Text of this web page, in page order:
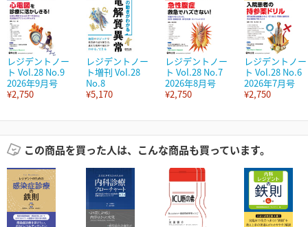
レジデントノー
ト Vol.28 No.9
2026年9月号
¥2,750
レジデントノー
ト増刊 Vol.28
No.8
¥5,170
レジデントノー
ト Vol.28 No.7
2026年8月号
¥2,750
レジデントノー
ト Vol.28 No.6
2026年7月号
¥2,750
この商品を買った人は、こんな商品も買っています。